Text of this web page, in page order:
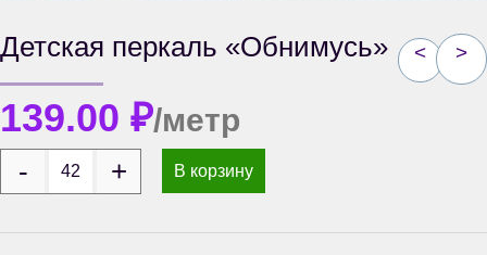
< >
Детская перкаль «Обнимусь»
139.00 ₽/метр
В корзину